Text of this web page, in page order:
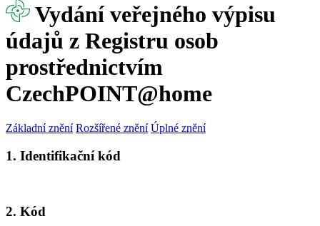
Vydání veřejného výpisu
údajů z Registru osob
prostřednictvím
CzechPOINT@home
Základní znění Rozšířené znění Úplné znění
1. Identifikační kód
2. Kód